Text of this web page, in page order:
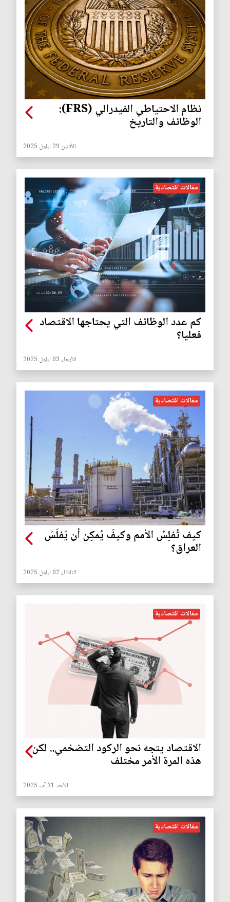
نظام الاحتياطي الفيدرالي (FRS):
الوظائف والتاريخ
الأثنين 29 ايلول 2025
مقالات اقتصادية
كم عدد الوظائف التي يحتاجها الاقتصاد
فعليا؟
الأربعاء 03 ايلول 2025
مقالات اقتصادية
كيف تُفلِسُ الأمم وكيفَ يُمكِن أن يَفلَسَ
العراق؟
الثلاثاء 02 ايلول 2025
مقالات اقتصادية
الاقتصاد يتجه نحو الركود التضخمي.. لكن
هذه المرة الأمر مختلف
الأحد 31 آب 2025
مقالات اقتصادية